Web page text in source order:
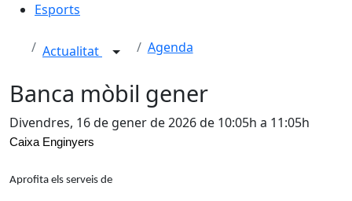
Esports
Actualitat Agenda
Banca mòbil gener
Divendres, 16 de gener de 2026 de 10:05h a 11:05h
Caixa Enginyers
Aprofita els serveis de